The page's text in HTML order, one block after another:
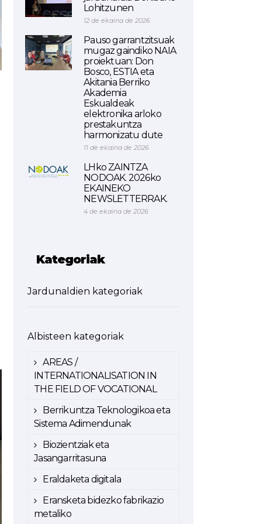
Lohitzunen
12 de ekaina de 2026
Pauso garrantzitsuak
mugaz gaindiko NAIA
proiektuan: Don
Bosco, ESTIA eta
Akitania Berriko
Akademia
Eskualdeak
elektronika arloko
prestakuntza
harmonizatu dute
11 de ekaina de 2026
LHko ZAINTZA
NODOAK. 2026ko
EKAINEKO
NEWSLETTERRAK.
4 de ekaina de 2026
Kategoriak
Jardunaldien kategoriak
Albisteen kategoriak
AREAS /
INTERNATIONALISATION IN
THE FIELD OF VOCATIONAL
Berrikuntza Teknologikoa eta
Sistema Adimendunak
Biozientziak eta
Jasangarritasuna
Eraldaketa digitala
Eransketa bidezko fabrikazio
metaliko